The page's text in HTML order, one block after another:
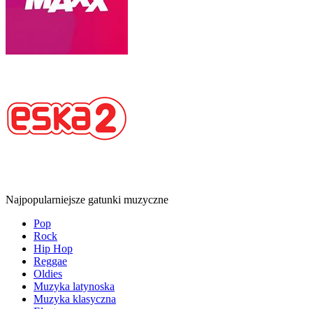
Najpopularniejsze gatunki muzyczne
Pop
Rock
Hip Hop
Reggae
Oldies
Muzyka latynoska
Muzyka klasyczna